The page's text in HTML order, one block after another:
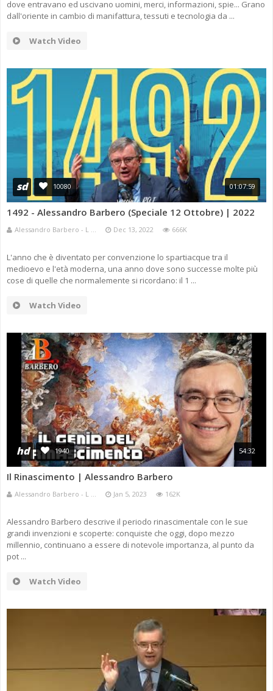
dove entravano ed uscivano uomini, merci, informazioni, spie... Grano
dall'oriente in cambio di manifattura, tessuti e tecnologia da ...
Watch Video
sd 10080 01:07:59
1492 - Alessandro Barbero (Speciale 12 Ottobre) | 2022
Alessandro Barbero - L ... Dec 13, 2022 666K
L'anno che è diventato per convenzione lo spartiacque tra il
medioevo e l'età moderna, una anno dove sono successe molte più
cose di quelle che normalemente si ricordano: il 1 ...
Watch Video
hd 1940 54:32
Il Rinascimento | Alessandro Barbero
Alessandro Barbero - L ... Jan 5, 2023 162K
Alessandro Barbero descrive il periodo rinascimentale con le sue
grandi invenzioni e scoperte: conquiste che oggi, dopo mezzo
millennio, continuano a essere di notevole importanza, al punto da
pot ...
Watch Video